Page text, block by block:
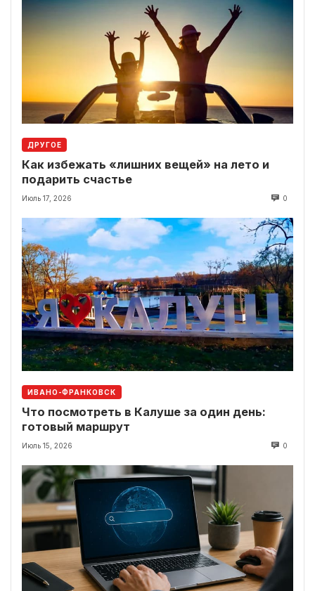
ДРУГОЕ
Как избежать «лишних вещей» на лето и
подарить счастье
Июль 17, 2026 0
ИВАНО-ФРАНКОВСК
Что посмотреть в Калуше за один день:
готовый маршрут
Июль 15, 2026 0